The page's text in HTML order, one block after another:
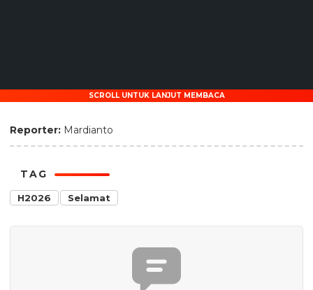
SCROLL UNTUK LANJUT MEMBACA
Reporter: Mardianto
TAG
H2026 Selamat